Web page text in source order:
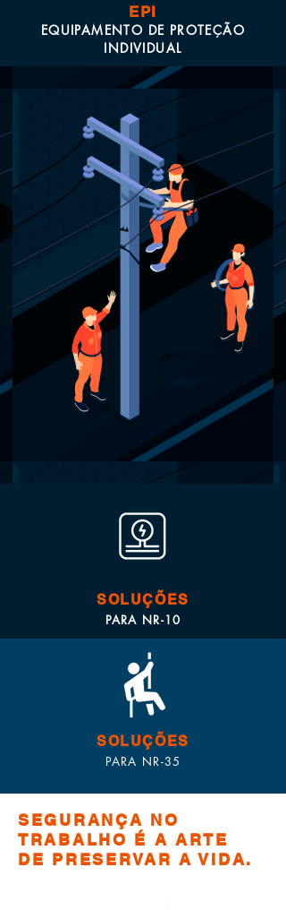
EPI
EQUIPAMENTO DE PROTEÇÃO
INDIVIDUAL
SOLUÇÕES
PARA NR-10
SOLUÇÕES
PARA NR-35
SEGURANÇA NO
TRABALHO É A ARTE
DE PRESERVAR A VIDA.